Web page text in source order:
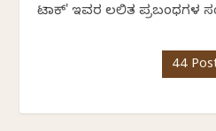
ಟಾಕ್' ಇವರ ಲಲಿತ ಪ್ರಬಂಧಗಳ
44